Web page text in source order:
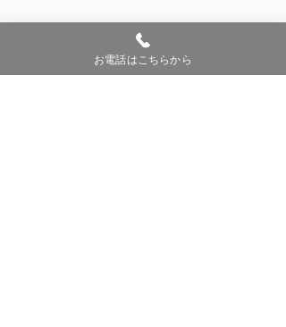
お電話はこちらから